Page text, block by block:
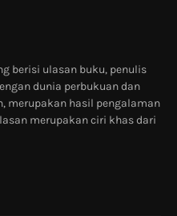
berisi ulasan buku, penulis
dunia perbukuan dan
merupakan hasil pengalaman
merupakan ciri khas dari